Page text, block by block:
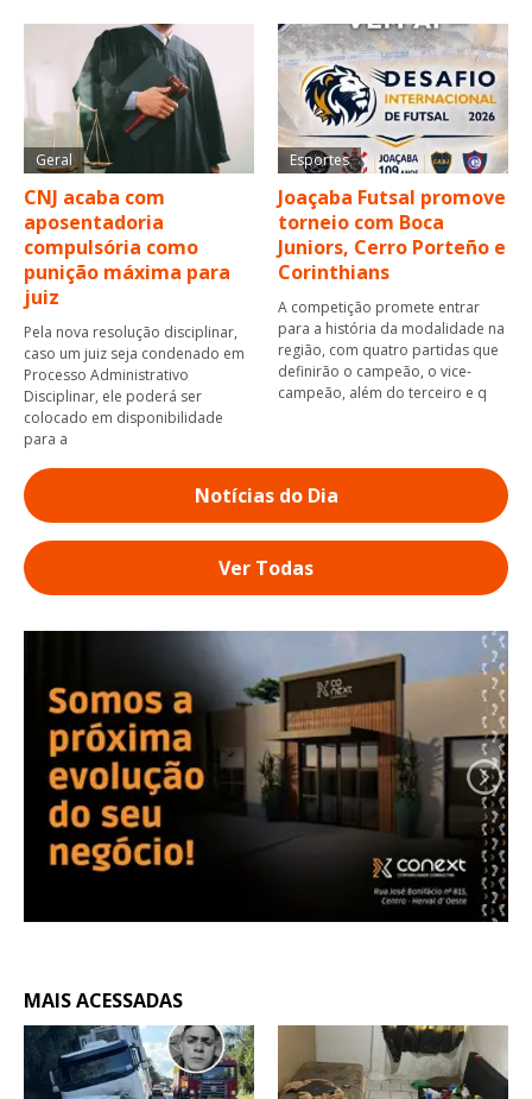
Geral
CNJ acaba com
aposentadoria
compulsória como
punição máxima para
juiz
Pela nova resolução disciplinar,
caso um juiz seja condenado em
Processo Administrativo
Disciplinar, ele poderá ser
colocado em disponibilidade
para a
Esportes
Joaçaba Futsal promove
torneio com Boca
Juniors, Cerro Porteño e
Corinthians
A competição promete entrar
para a história da modalidade na
região, com quatro partidas que
definirão o campeão, o vice-
campeão, além do terceiro e q
Notícias do Dia
Ver Todas
MAIS ACESSADAS